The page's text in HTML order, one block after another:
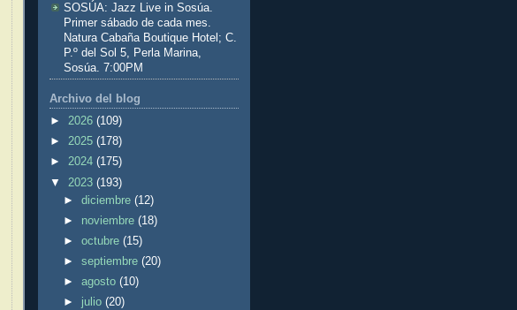
SOSÚA: Jazz Live in Sosúa.
Primer sábado de cada mes.
Natura Cabaña Boutique Hotel; C.
P.º del Sol 5, Perla Marina,
Sosúa. 7:00PM
Archivo del blog
► 2026 (109)
► 2025 (178)
► 2024 (175)
▼ 2023 (193)
►diciembre(12)
► noviembre(18)
►octubre(15)
►septiembre(20)
►agosto(10)
► julio(20)